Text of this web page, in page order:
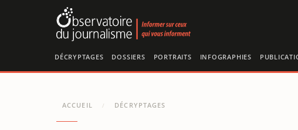
DÉCRYPTAGES DOSSIERS PORTRAITS INFOGRAPHIES
ACCUEIL / DÉCRYPTAGES
Panneau de gestion des cookies